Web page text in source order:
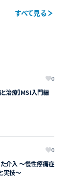
すべて見る
0
治療】MSI入門編
0
介入 〜慢性疼痛症
実技〜